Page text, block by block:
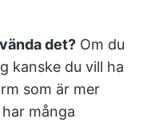
det? Om du
kanske du vill ha
som är mer
många